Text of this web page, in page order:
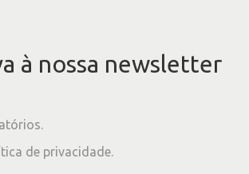
à nossa newsletter
de privacidade.